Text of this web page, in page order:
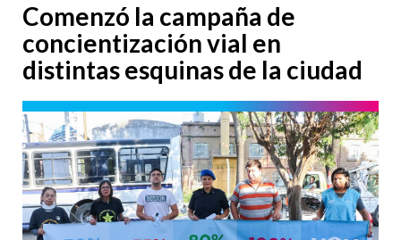
Comenzó la campaña de
concientización vial en
distintas esquinas de la ciudad